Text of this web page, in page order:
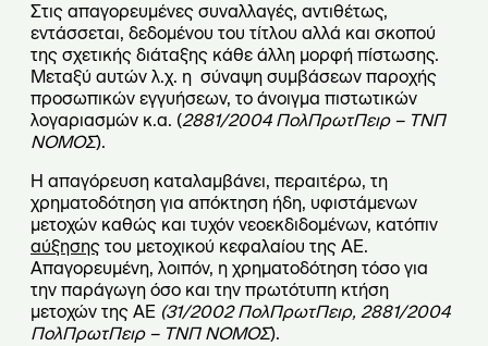
Στις απαγορευμένες συναλλαγές, αντιθέτως,
εντάσσεται, δεδομένου του τίτλου αλλά και σκοπού
της σχετικής διάταξης κάθε άλλη μορφή πίστωσης.
Μεταξύ αυτών λ.χ. η σύναψη συμβάσεων παροχής
προσωπικών εγγυήσεων, το άνοιγμα πιστωτικών
λογαριασμών κ.α. (2881/2004 ΠολΠρωτΠειρ – ΤΝΠ
ΝΟΜΟΣ).
Η απαγόρευση καταλαμβάνει, περαιτέρω, τη
χρηματοδότηση για απόκτηση ήδη, υφιστάμενων
μετοχών καθώς και τυχόν νεοεκδιδομένων, κατόπιν
αύξησης του μετοχικού κεφαλαίου της ΑΕ.
Απαγορευμένη, λοιπόν, η χρηματοδότηση τόσο για
την παράγωγη όσο και την πρωτότυπη κτήση
μετοχών της ΑΕ (31/2002 ΠολΠρωτΠειρ, 2881/2004
ΠολΠρωτΠειρ – ΤΝΠ ΝΟΜΟΣ).